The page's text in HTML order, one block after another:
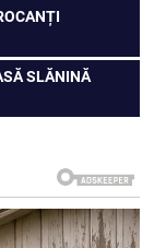
SLĂNINĂ